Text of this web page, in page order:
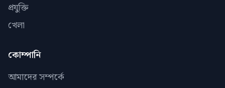
প্রযুক্তি
খেলা
কোম্পানি
আমাদের সম্পর্কে